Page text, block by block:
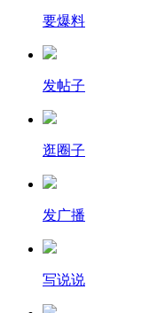
要爆料
发帖子
逛圈子
发广播
写说说